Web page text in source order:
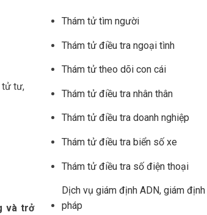
tử tư,
và trở
Thám tử tìm người
Thám tử điều tra ngoại tình
Thám tử theo dõi con cái
Thám tử điều tra nhân thân
Thám tử điều tra doanh nghiệp
Thám tử điều tra biển số xe
Thám tử điều tra số điện thoại
Dịch vụ giám định ADN, giám
pháp